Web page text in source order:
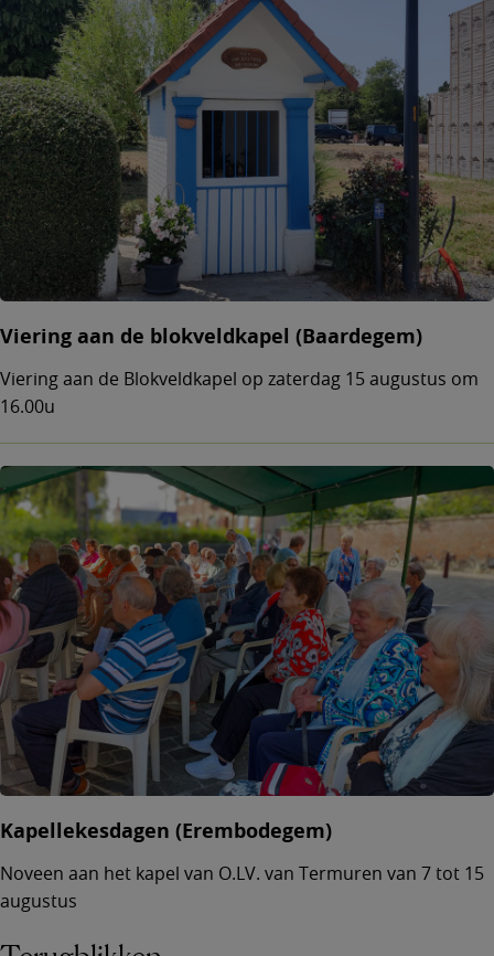
Viering aan de blokveldkapel (Baardegem)
Viering aan de Blokveldkapel op zaterdag 15 augustus om
16.00u
Kapellekesdagen (Erembodegem)
Noveen aan het kapel van O.LV. van Termuren van 7 tot 15
augustus